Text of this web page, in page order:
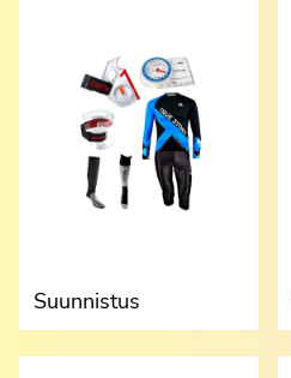
Suunnistus